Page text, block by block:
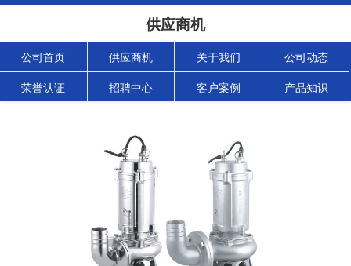
供应商机
公司首页 供应商机 关于我们 公司动态
荣誉认证 招聘中心 客户案例 产品知识